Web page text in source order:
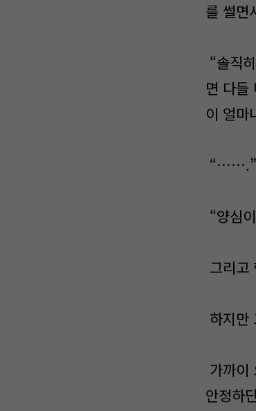
를 썰면
“솔직
면 다들
이 얼마
“…….”
“양심
그리고
하지만
가까이
안정하